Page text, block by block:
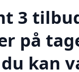
3
på
kan